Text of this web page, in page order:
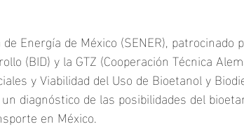
Energía de México (SENER), patrocinado
(BID) y la GTZ (Cooperación Técnica
y Viabilidad del Uso de Bioetanol y
diagnóstico de las posibilidades del
en México.